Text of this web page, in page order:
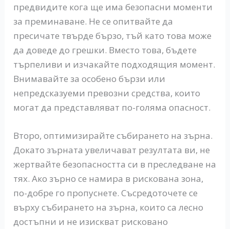
предвидите кога ще има безопасни моменти
за преминаване. Не се опитвайте да
пресичате твърде бързо, тъй като това може
да доведе до грешки. Вместо това, бъдете
търпеливи и изчакайте подходящия момент.
Внимавайте за особено бързи или
непредсказуеми превозни средства, които
могат да представляват по-голяма опасност.
Второ, оптимизирайте събирането на зърна.
Докато зърната увеличават резултата ви, не
жертвайте безопасността си в преследване на
тях. Ако зърно се намира в рискована зона,
по-добре го пропуснете. Съсредоточете се
върху събирането на зърна, които са лесно
достъпни и не изискват рисковано